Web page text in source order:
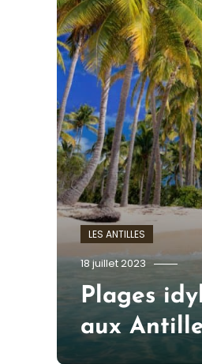
LES ANTILLES
18 juillet 2023
Plages
aux